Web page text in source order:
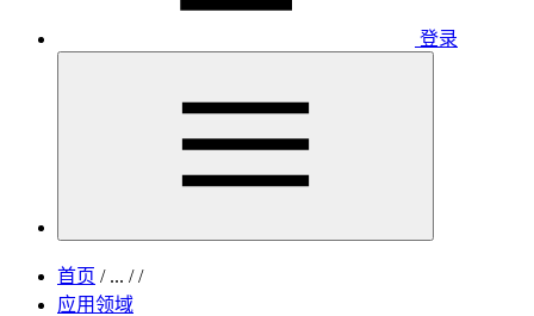
登录
首页 /... / /
应用领域